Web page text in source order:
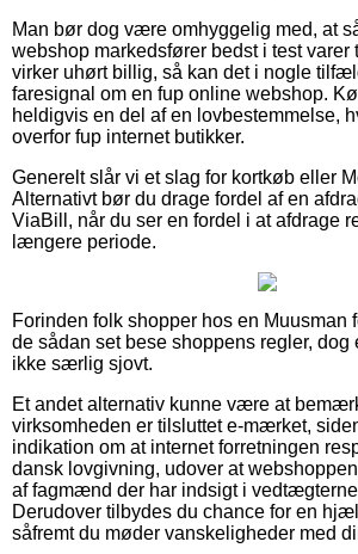
Man bør dog være omhyggelig med, at
webshop markedsfører bedst i test varer
virker uhørt billig, så kan det i nogle
faresignal om en fup online webshop.
heldigvis en del af en lovbestemmelse,
overfor fup internet butikker.
Generelt slår vi et slag for kortkøb eller
Alternativt bør du drage fordel af en
ViaBill, når du ser en fordel i at afdrage
længere periode.
Forinden folk shopper hos en Muusman
de sådan set bese shoppens regler, dog
ikke særlig sjovt.
Et andet alternativ kunne være at
virksomheden er tilsluttet e-mærket,
indikation om at internet forretningen
dansk lovgivning, udover at
af fagmænd der har indsigt i
Derudover tilbydes du chance for en
såfremt du møder vanskeligheder med